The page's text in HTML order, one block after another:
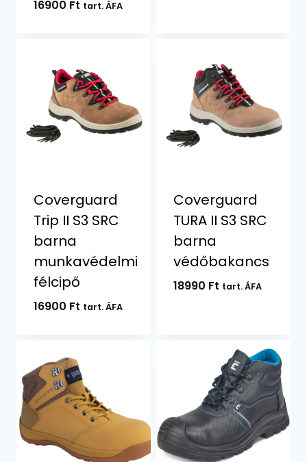
16900 Ft tart. ÁFA
Coverguard
Trip II S3 SRC
barna
munkavédelmi
félcipő
16900 Ft tart. ÁFA
Coverguard
TURA II S3 SRC
barna
védőbakancs
18990 Ft tart. ÁFA